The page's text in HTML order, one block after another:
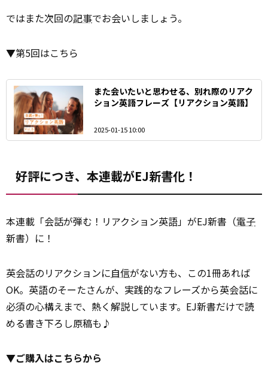
ではまた次回の記事でお会いしましょう。
▼第5回はこちら
また会いたいと思わせる、別れ際のリアク
ション英語フレーズ【リアクション英語】
2025-01-15 10:00
好評につき、本連載がEJ新書化！
本連載「会話が弾む！リアクション英語」がEJ新書（電子
新書）に！
英会話のリアクションに自信がない方も、この1冊あれば
OK。英語のそーたさんが、実践的なフレーズから英会話に
必須の心構えまで、熱く解説しています。EJ新書だけで読
める書き下ろし原稿も♪
▼ご購入はこちらから